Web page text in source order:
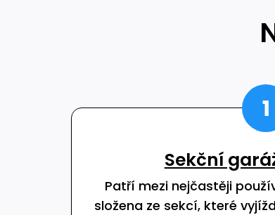
Sekční
Patří mezi nejčastěji
složena ze sekcí, které